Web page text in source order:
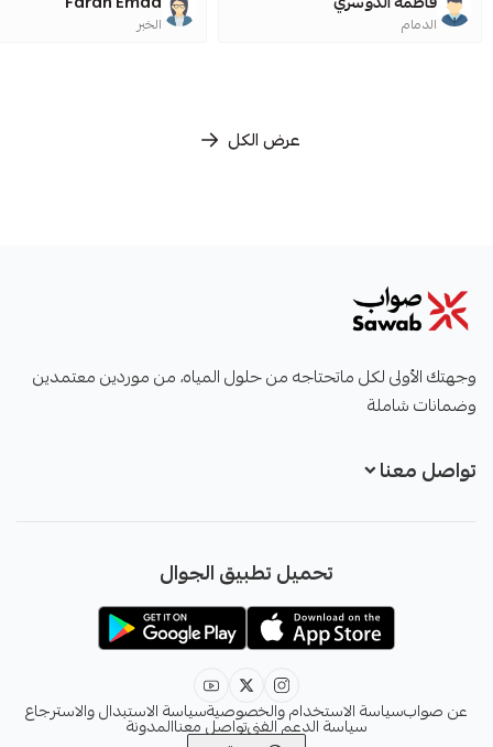
الدمام الخبر
عرض الكل
وجهتك الأولى لكل ماتحتاجه من حلول المياه، من موردين معتمدين
وضمانات شاملة
تواصل معنا
info@sawab.app
تحميل تطبيق الجوال
عن صوابسياسة الاستخدام والخصوصيةسياسة الاستبدال والاسترجاع
سياسة الدعم الفنيتواصل معناالمدونة